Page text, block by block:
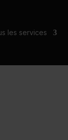
les services